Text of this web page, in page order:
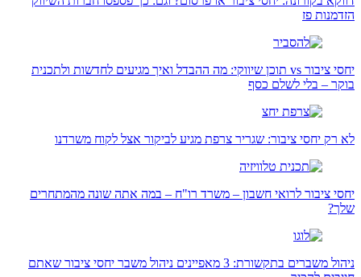
הזדמנות פז
יחסי ציבור vs תוכן שיווקי: מה ההבדל ואיך מגיעים לחדשות ולתכנית
בוקר – בלי לשלם כסף
לא רק יחסי ציבור: שגריר צרפת מגיע לביקור אצל לקוח משרדנו
יחסי ציבור לרואי חשבון – משרד רו"ח – במה אתה שונה מהמתחרים
שלך?
ניהול משברים בתקשורת: 3 מאפיינים ניהול משבר יחסי ציבור שאתם